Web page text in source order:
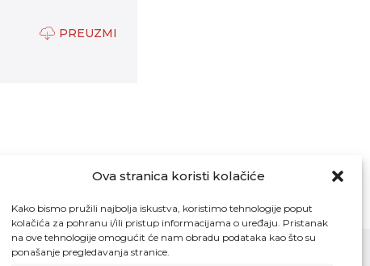
Ova stranica koristi kolačiće
Kako bismo pružili najbolja iskustva, koristimo tehnologije poput
kolačića za pohranu i/ili pristup informacijama o uređaju. Pristanak
na ove tehnologije omogućit će nam obradu podataka kao što su
ponašanje pregledavanja stranice.
PREUZMI